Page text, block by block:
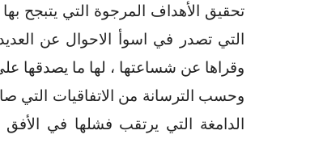
تحقيق الأهداف المرجوة التي يتبجح
التي تصدر في اسوأ الاحوال عن
وقراها عن شساعتها ، لها ما يصدقها
وحسب الترسانة من الاتفاقيات التي
الدامغة التي يرتقب فشلها في